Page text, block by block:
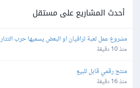
أحدث المشاريع على مستقل
مشروع عمل لعبة ترافيان او البعض يسميها حرب التتار
منذ 10 دقيقة
منتج رقمي قابل للبيع
منذ 16 دقيقة